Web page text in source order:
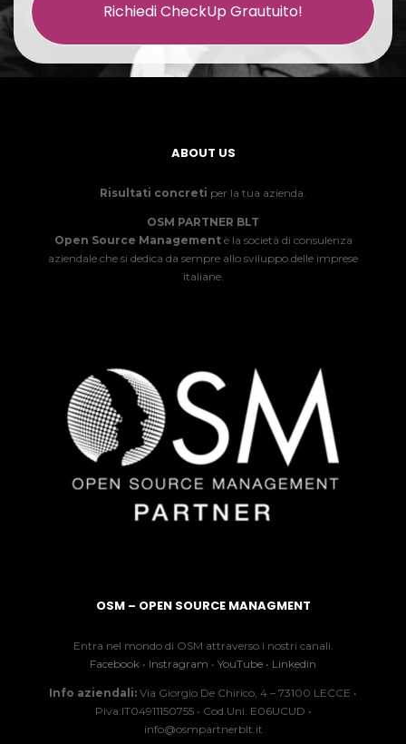
Richiedi CheckUp Grautuito!
ABOUT US
Risultati concreti per la tua azienda.
OSM PARTNER BLT
Open Source Managementè la società di consulenza
aziendale che si dedica da sempre allo sviluppo delle imprese
italiane.
OSM – OPEN SOURCE MANAGMENT
Entra nel mondo di OSM attraverso i nostri canali.
Facebook • Instragram • YouTube • Linkedin
Info aziendali: Via Giorgio De Chirico, 4 – 73100 LECCE •
Piva:IT04911150755 • Cod.Uni. E06UCUD •
info@osmpartnerblt.it